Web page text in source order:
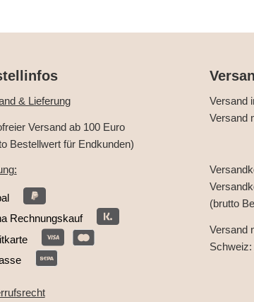
& Lieferung
Versand ab 100 Euro
Bestellwert für Endkunden)
Rechnungskauf
Versand
Versand
(brutto
Versand